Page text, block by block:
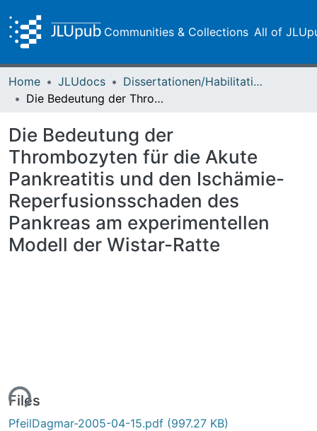
Communities & Collections All of
Home JLUdocs
Dissertationen/Habilitationen
Die Bedeutung der Thrombozyten für die Akute Pankreatitis und den Ischämie-Reperfusionsschaden des Pankreas am experimentellen Modell der Wistar-Ratte
Die Bedeutung der
Thrombozyten für die Akute
Pankreatitis und den Ischämie-
Reperfusionsschaden des
Pankreas am experimentellen
Modell der Wistar-Ratte
Files
PfeilDagmar-2005-04-15.pdf (997.27 KB)